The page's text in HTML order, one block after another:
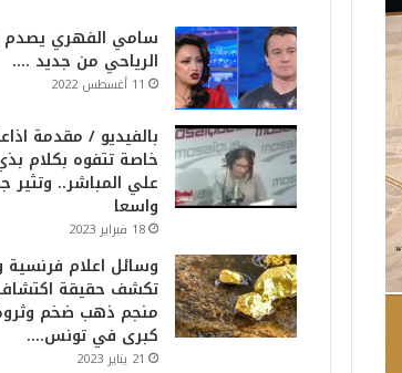
سامي الفهري يصدم
الرياحي من جديد ….
11 أغسطس 2022
بالفيديو / مقدمة
خاصة تتفوه بكلام
علي المباشر.. وتثير
واسعا
18 فبراير 2023
وسائل اعلام فرنسية
تكشف حقيقة
منجم ذهب ضخم
كبرى في تونس….
21 يناير 2023